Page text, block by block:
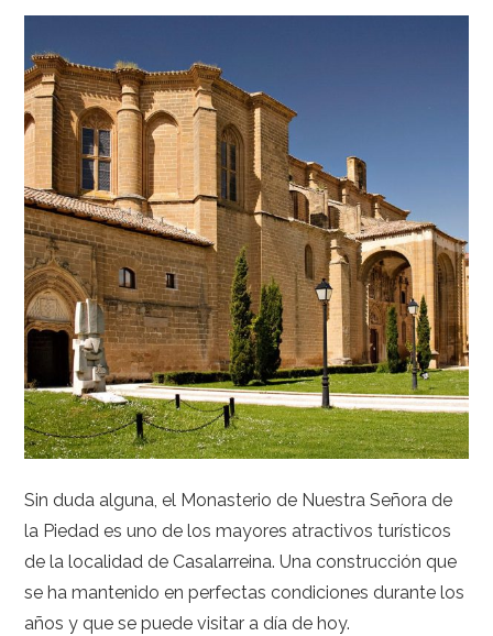
Sin duda alguna, el Monasterio de Nuestra Señora de
la Piedad es uno de los mayores atractivos turísticos
de la localidad de Casalarreina. Una construcción que
se ha mantenido en perfectas condiciones durante los
años y que se puede visitar a día de hoy.